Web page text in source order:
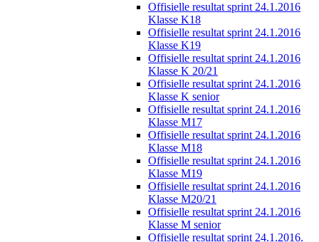
Offisielle resultat sprint 24.1.2016
Klasse K18
Offisielle resultat sprint 24.1.2016
Klasse K19
Offisielle resultat sprint 24.1.2016
Klasse K 20/21
Offisielle resultat sprint 24.1.2016
Klasse K senior
Offisielle resultat sprint 24.1.2016
Klasse M17
Offisielle resultat sprint 24.1.2016
Klasse M18
Offisielle resultat sprint 24.1.2016
Klasse M19
Offisielle resultat sprint 24.1.2016
Klasse M20/21
Offisielle resultat sprint 24.1.2016
Klasse M senior
Offisielle resultat sprint 24.1.2016.